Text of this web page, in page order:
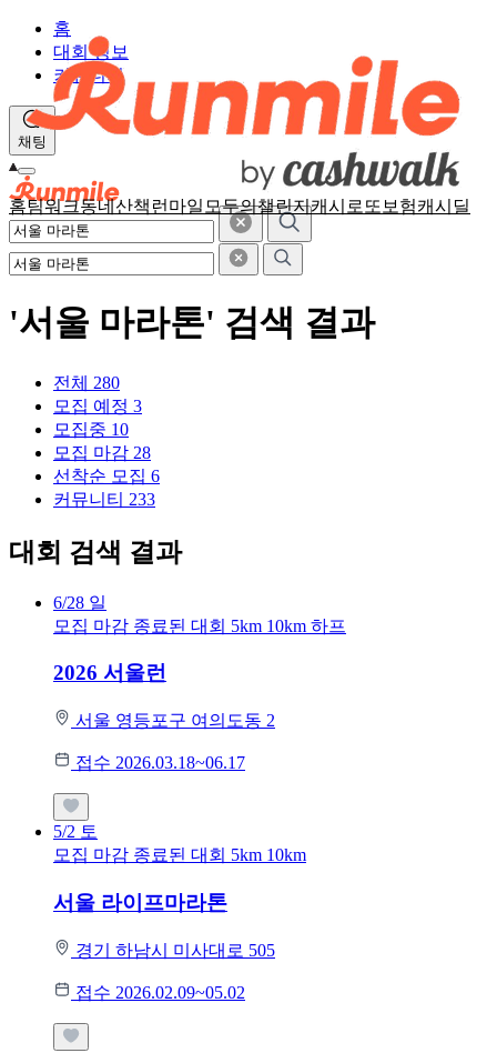
홈팀워크동네산책 런마일 모두의챌린지캐시로또 보험캐시딜
홈
대회 정보
커뮤니티
채팅
'서울 마라톤' 검색 결과
전체 280
모집 예정 3
모집중 10
모집 마감 28
선착순 모집 6
커뮤니티 233
대회 검색 결과
6/28 일
모집 마감 종료된 대회 5km 10km 하프
2026 서울런
서울 영등포구 여의도동 2
접수 2026.03.18~06.17
5/2 토
모집 마감 종료된 대회 5km 10km
서울 라이프마라톤
경기 하남시 미사대로 505
접수 2026.02.09~05.02